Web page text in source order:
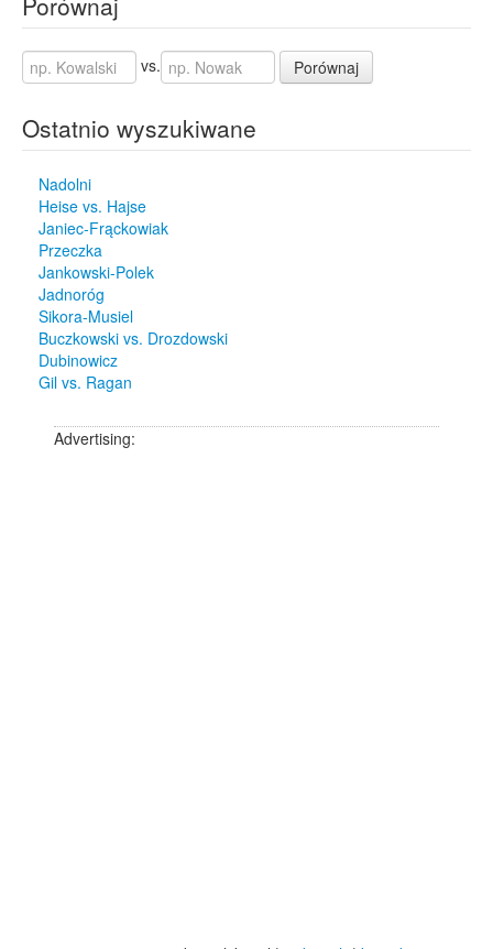
vs. Porównaj
Ostatnio wyszukiwane
Nadolni
Heise vs. Hajse
Janiec-Frąckowiak
Przeczka
Jankowski-Polek
Jadnoróg
Sikora-Musiel
Buczkowski vs. Drozdowski
Dubinowicz
Gil vs. Ragan
Advertising: